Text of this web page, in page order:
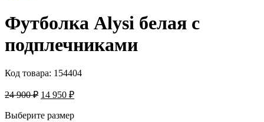
Футболка Alysi белая с
подплечниками
Код товара: 154404
24 900₽ 14 950 ₽
Выберите размер